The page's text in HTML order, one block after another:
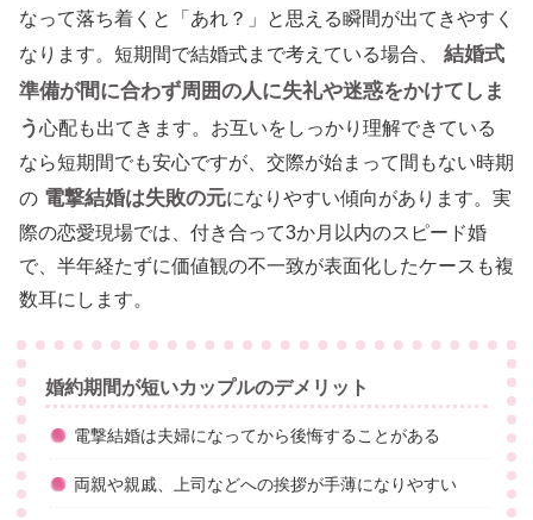
なって落ち着くと「あれ？」と思える瞬間が出てきやすく
なります。短期間で結婚式まで考えている場合、
結婚式
準備が間に合わず周囲の人に失礼や迷惑をかけてしま
う心配も出てきます。お互いをしっかり理解できている
なら短期間でも安心ですが、交際が始まって間もない時期
の 電撃結婚は失敗の元になりやすい傾向があります。実
際の恋愛現場では、付き合って3か月以内のスピード婚
で、半年経たずに価値観の不一致が表面化したケースも複
数耳にします。
婚約期間が短いカップルのデメリット
電撃結婚は夫婦になってから後悔することがある
両親や親戚、上司などへの挨拶が手薄になりやすい